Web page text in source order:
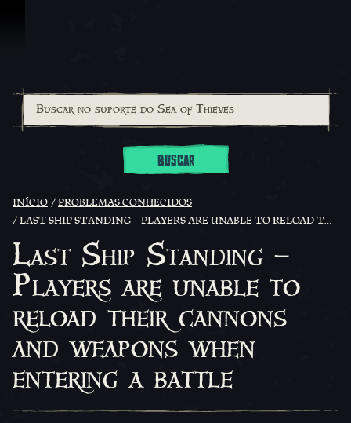
BUSCAR
INÍCIO
PROBLEMAS CONHECIDOS
LAST SHIP STANDING – PLAYERS ARE UNABLE TO RELOAD THEIR CANNONS AND WEAPONS WHEN ENTERING A BATTLE
Last Ship Standing –
Players are unable to
reload their cannons
and weapons when
entering a battle